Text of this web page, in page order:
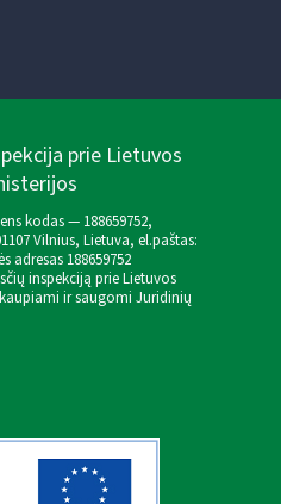
prie Lietuvos
kodas — 188659752,
Vilnius, Lietuva, el.paštas:
adresas 188659752
inspekciją prie Lietuvos
ir saugomi Juridinių